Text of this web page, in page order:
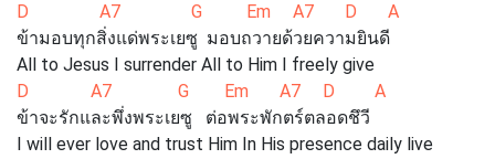
D A7 G Em A7 D A
ข้ามอบทุกสิ่งแด่พระเยซู มอบถวายด้วยความยินดี
All to Jesus I surrender All to Him I freely give
D A7 G Em A7 D A
ข้าจะรักและพึ่งพระเยซู ต่อพระพักตร์ตลอดชึวี
I will ever love and trust Him In His presence daily live